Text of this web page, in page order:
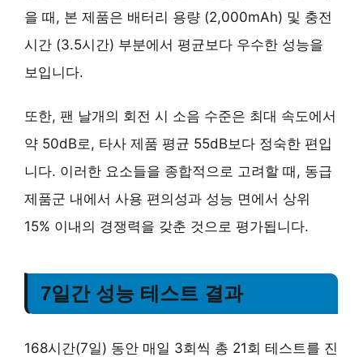
을 때, 본 제품은 배터리 용량 (2,000mAh) 및 충전
시간 (3.5시간) 부분에서 평균보다 우수한 성능을
보입니다.
또한, 팬 날개의 회전 시 소음 수준은 최대 속도에서
약 50dB로, 타사 제품 평균 55dB보다 정숙한 편입
니다. 이러한 요소들을 종합적으로 고려할 때, 동급
제품군 내에서 사용 편의성과 성능 면에서 상위
15% 이내의 경쟁력을 갖춘 것으로 평가됩니다.
7일간 성능 테스트 결과
168시간(7일) 동안 매일 3회씩 총 21회 테스트를 진